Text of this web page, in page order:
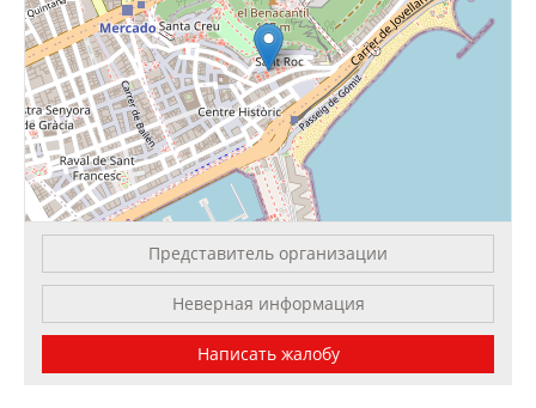
Leaflet| OSM Mapnik
Представитель организации
Неверная информация
Написать жалобу